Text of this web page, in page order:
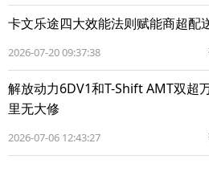
卡文乐途四大效能法则赋能商超配
2026-07-20 09:37:38
解放动力6DV1和T-Shift AMT双超
里无大修
2026-07-06 12:43:27